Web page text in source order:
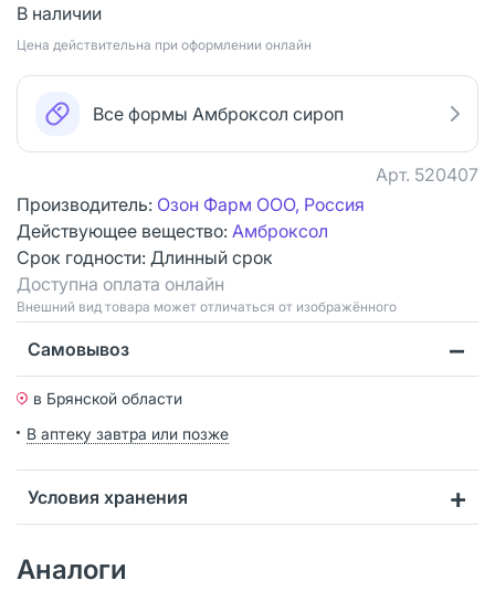
В наличии
Цена действительна при оформлении онлайн
Все формы Амброксол сироп
Арт. 520407
Производитель: Озон Фарм ООО, Россия
Действующее вещество: Амброксол
Срок годности: Длинный срок
Доступна оплата онлайн
Bнешний вид товара может отличаться от изображённого
Самовывоз
в Брянской области
В аптеку завтра или позже
Условия хранения
Аналоги